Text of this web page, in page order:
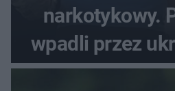
narkotykowy.
wpadli przez